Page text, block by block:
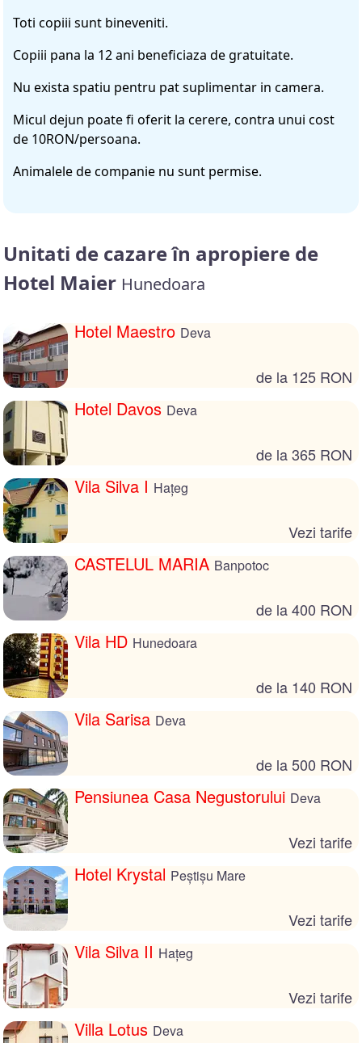
Toti copiii sunt bineveniti.
Copiii pana la 12 ani beneficiaza de gratuitate.
Nu exista spatiu pentru pat suplimentar in camera.
Micul dejun poate fi oferit la cerere, contra unui cost
de 10RON/persoana.
Animalele de companie nu sunt permise.
Unitati de cazare în apropiere de
Hotel Maier Hunedoara
Hotel Maestro Deva
de la 125 RON
Hotel Davos Deva
de la 365 RON
Vila Silva I Hațeg
Vezi tarife
CASTELUL MARIA Banpotoc
de la 400 RON
Vila HD Hunedoara
de la 140 RON
Vila Sarisa Deva
de la 500 RON
Pensiunea Casa Negustorului Deva
Vezi tarife
Hotel Krystal Peștișu Mare
Vezi tarife
Vila Silva II Hațeg
Vezi tarife
Villa Lotus Deva